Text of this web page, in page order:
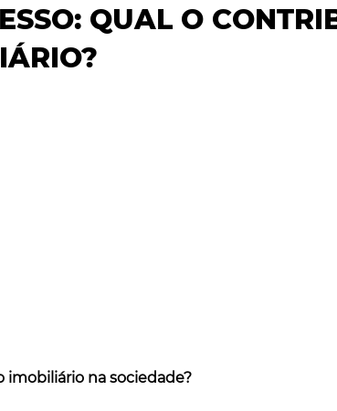
QUAL O
imobiliário na sociedade?